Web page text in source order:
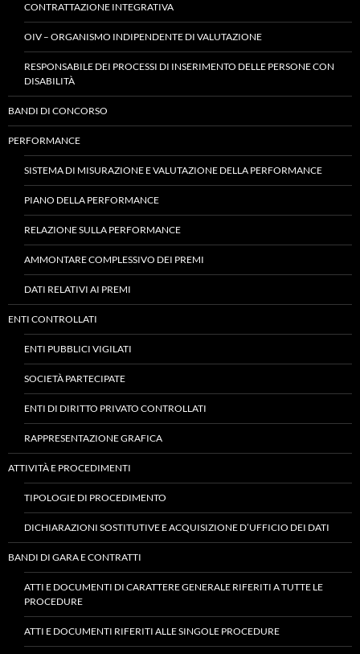
CONTRATTAZIONE INTEGRATIVA
OIV – ORGANISMO INDIPENDENTE DI VALUTAZIONE
RESPONSABILE DEI PROCESSI DI INSERIMENTO DELLE PERSONE CON
DISABILITÀ
BANDI DI CONCORSO
PERFORMANCE
SISTEMA DI MISURAZIONE E VALUTAZIONE DELLA PERFORMANCE
PIANO DELLA PERFORMANCE
RELAZIONE SULLA PERFORMANCE
AMMONTARE COMPLESSIVO DEI PREMI
DATI RELATIVI AI PREMI
ENTI CONTROLLATI
ENTI PUBBLICI VIGILATI
SOCIETÀ PARTECIPATE
ENTI DI DIRITTO PRIVATO CONTROLLATI
RAPPRESENTAZIONE GRAFICA
ATTIVITÀ E PROCEDIMENTI
TIPOLOGIE DI PROCEDIMENTO
DICHIARAZIONI SOSTITUTIVE E ACQUISIZIONE D’UFFICIO DEI DATI
BANDI DI GARA E CONTRATTI
ATTI E DOCUMENTI DI CARATTERE GENERALE RIFERITI A TUTTE LE
PROCEDURE
ATTI E DOCUMENTI RIFERITI ALLE SINGOLE PROCEDURE